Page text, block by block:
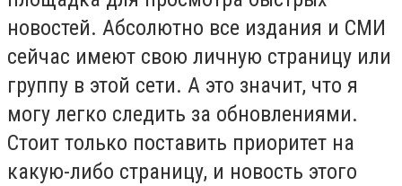
новостей. Абсолютно все издания и СМИ
сейчас имеют свою личную страницу или
группу в этой сети. А это значит, что я
могу легко следить за обновлениями.
Стоит только поставить приоритет на
какую-либо страницу, и новость этого